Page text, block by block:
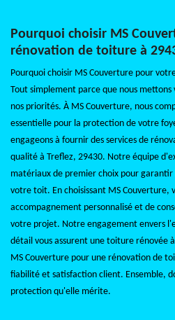
Pourquoi choisir MS
rénovation de toiture à
Pourquoi choisir MS Couverture pour
Tout simplement parce que nous
nos priorités. À MS Couverture, nous
essentielle pour la protection de votre
engageons à fournir des services de
qualité à Treflez, 29430. Notre équipe
matériaux de premier choix pour
votre toit. En choisissant MS Couverture,
accompagnement personnalisé et de
votre projet. Notre engagement envers
détail vous assurent une toiture rénovée
MS Couverture pour une rénovation de
fiabilité et satisfaction client. Ensemble,
protection qu'elle mérite.